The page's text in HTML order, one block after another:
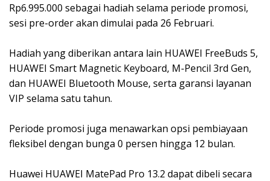
Rp6.995.000 sebagai hadiah selama periode promosi,
sesi pre-order akan dimulai pada 26 Februari.
Hadiah yang diberikan antara lain HUAWEI FreeBuds 5,
HUAWEI Smart Magnetic Keyboard, M-Pencil 3rd Gen,
dan HUAWEI Bluetooth Mouse, serta garansi layanan
VIP selama satu tahun.
Periode promosi juga menawarkan opsi pembiayaan
fleksibel dengan bunga 0 persen hingga 12 bulan.
Huawei HUAWEI MatePad Pro 13.2 dapat dibeli secara